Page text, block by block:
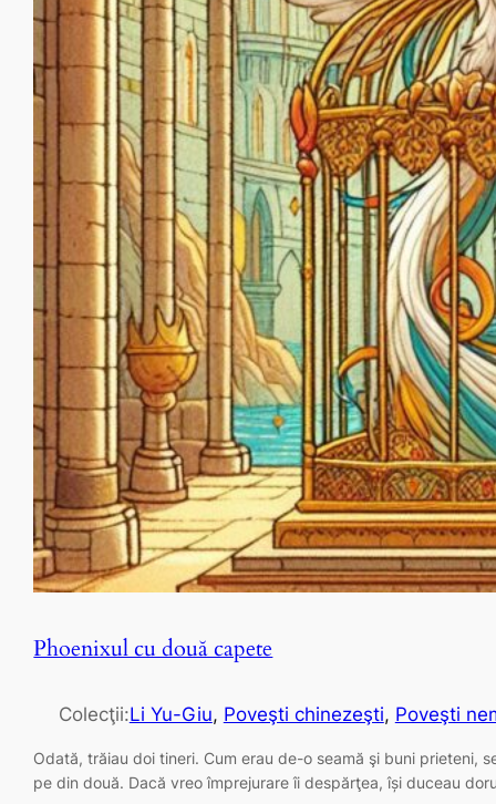
Phoenixul cu două capete
Colecţii:Li Yu-Giu, Poveşti chinezeşti, Poveşti
Odată, trăiau doi tineri. Cum erau de-o seamă şi buni prieteni,
pe din două. Dacă vreo împrejurare îi despărţea, își duceau